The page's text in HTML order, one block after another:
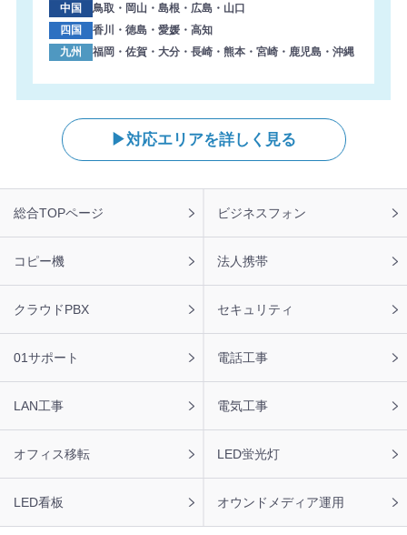
中国
鳥取・岡山・島根・広島・山口
四国
香川・徳島・愛媛・高知
九州
福岡・佐賀・大分・長崎・熊本・宮崎・鹿児島・沖縄
対応エリアを詳しく見る
ッ
タ
総合TOPページ ビジネスフォン
コピー機 法人携帯
クラウドPBX セキュリティ
01サポート 電話工事
LAN工事 電気工事
オフィス移転 LED蛍光灯
LED看板 オウンドメディア運用